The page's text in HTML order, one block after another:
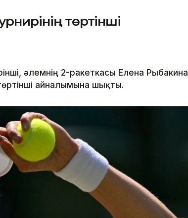
төртінші
әлемнің 2-ракеткасы Елена Рыбакина
айналымына шықты.